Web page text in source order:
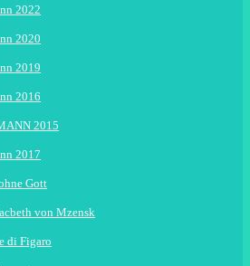
2022
2020
2019
2016
2015
2017
Gott
von Mzensk
di Figaro